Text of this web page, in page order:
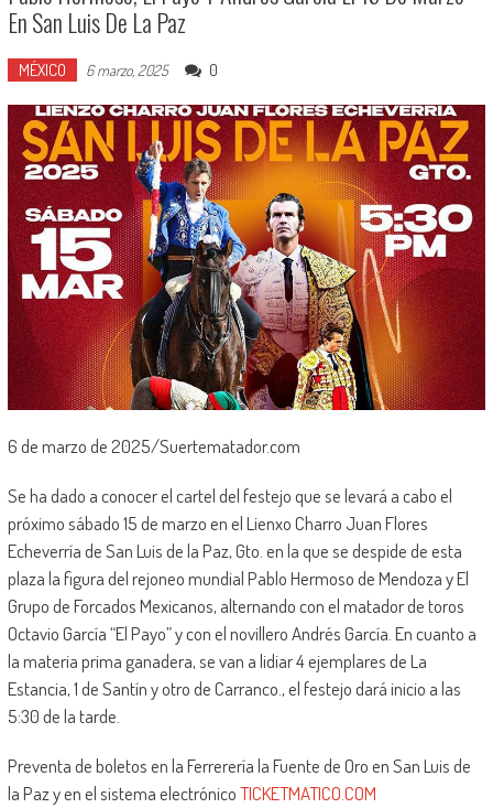
En San Luis De La Paz
MÉXICO 6 marzo, 2025 0
6 de marzo de 2025/Suertematador.com
Se ha dado a conocer el cartel del festejo que se levará a cabo el
próximo sábado 15 de marzo en el Lienxo Charro Juan Flores
Echeverría de San Luis de la Paz, Gto. en la que se despide de esta
plaza la figura del rejoneo mundial Pablo Hermoso de Mendoza y El
Grupo de Forcados Mexicanos, alternando con el matador de toros
Octavio García “El Payo” y con el novillero Andrés García. En cuanto a
la materia prima ganadera, se van a lidiar 4 ejemplares de La
Estancia, 1 de Santín y otro de Carranco., el festejo dará inicio a las
5:30 de la tarde.
Preventa de boletos en la Ferrerería la Fuente de Oro en San Luis de
la Paz y en el sistema electrónicoTICKETMATICO.COM